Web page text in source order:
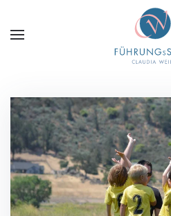
Zum Hauptinhalt springen